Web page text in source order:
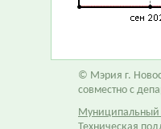
© Мэрия г.
совместно с
Муниципальный